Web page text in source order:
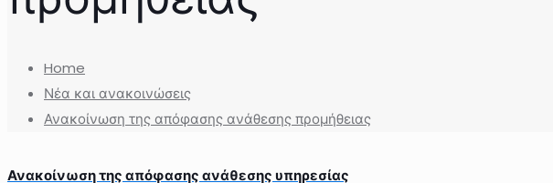
Home
Νέα και ανακοινώσεις
Ανακοίνωση της απόφασης ανάθεσης προμήθειας
Ανακοίνωση της απόφασης ανάθεσης υπηρεσίας